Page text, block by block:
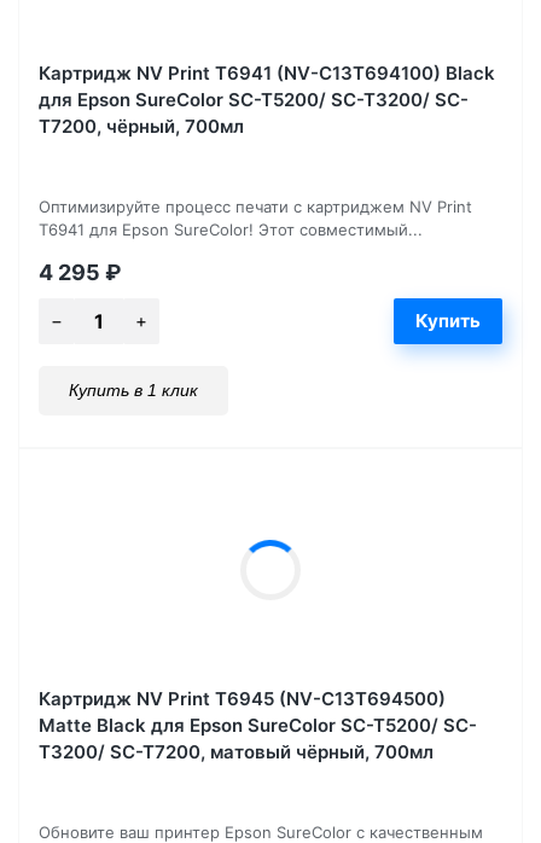
Картридж NV Print T6941 (NV-C13T694100) Black
для Epson SureColor SC-T5200/ SC-T3200/ SC-
T7200, чёрный, 700мл
Оптимизируйте процесс печати с картриджем NV Print
T6941 для Epson SureColor! Этот совместимый...
4 295 ₽
Купить в 1 клик
Картридж NV Print T6945 (NV-C13T694500)
Matte Black для Epson SureColor SC-T5200/ SC-
T3200/ SC-T7200, матовый чёрный, 700мл
Обновите ваш принтер Epson SureColor с качественным